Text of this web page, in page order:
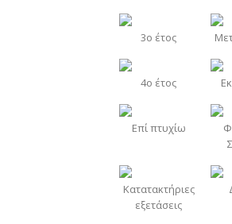
3o έτος
4o έτος
Επί πτυχίω
Κατατακτήριες
εξετάσεις